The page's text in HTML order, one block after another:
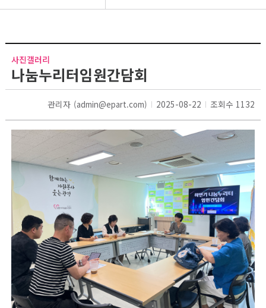
사진갤러리
나눔누리터임원간담회
조회수 1132
2025-08-22
관리자 (admin@epart.com)